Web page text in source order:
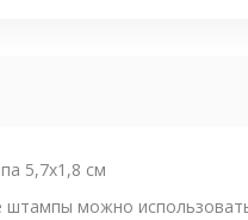
5,7х1,8 см
штампы можно